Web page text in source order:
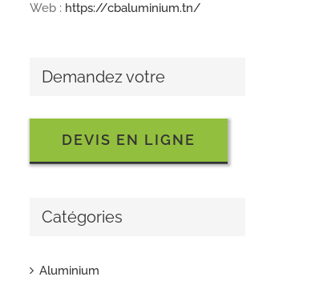
Web : https://cbaluminium.tn/
Demandez votre
DEVIS EN LIGNE
Catégories
Aluminium